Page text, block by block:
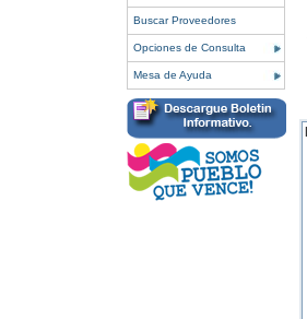
Buscar Proveedores
Opciones de Consulta
Mesa de Ayuda